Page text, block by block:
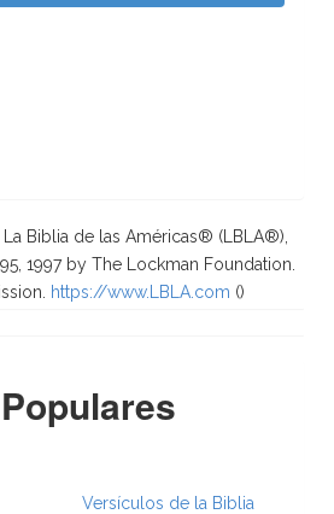
Biblia de las Américas® (LBLA®),
1997 by The Lockman Foundation.
https://www.LBLA.com ()
Versículos de la Biblia